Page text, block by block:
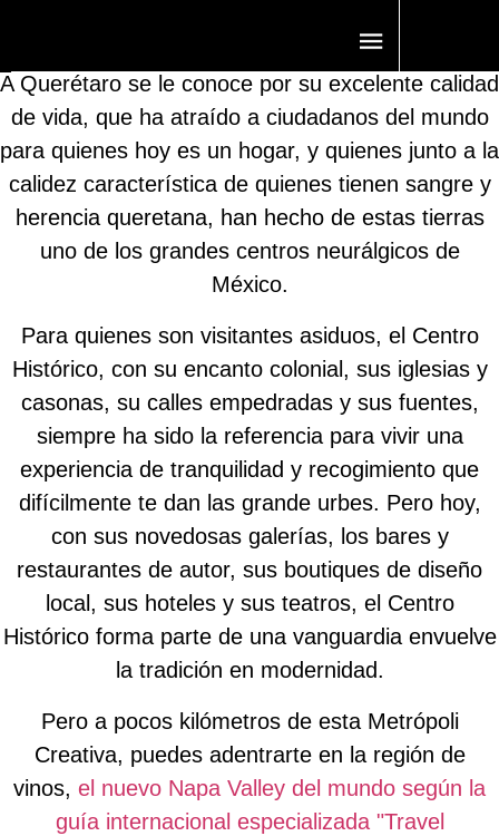
A Querétaro se le conoce por su excelente calidad
de vida, que ha atraído a ciudadanos del mundo
para quienes hoy es un hogar, y quienes junto a la
calidez característica de quienes tienen sangre y
herencia queretana, han hecho de estas tierras
uno de los grandes centros neurálgicos de
México.
Para quienes son visitantes asiduos, el Centro
Histórico, con su encanto colonial, sus iglesias y
casonas, su calles empedradas y sus fuentes,
siempre ha sido la referencia para vivir una
experiencia de tranquilidad y recogimiento que
difícilmente te dan las grande urbes. Pero hoy,
con sus novedosas galerías, los bares y
restaurantes de autor, sus boutiques de diseño
local, sus hoteles y sus teatros, el Centro
Histórico forma parte de una vanguardia envuelve
la tradición en modernidad.
Pero a pocos kilómetros de esta Metrópoli
Creativa, puedes adentrarte en la región de
vinos, el nuevo Napa Valley del mundo según la
guía internacional especializada "Travel